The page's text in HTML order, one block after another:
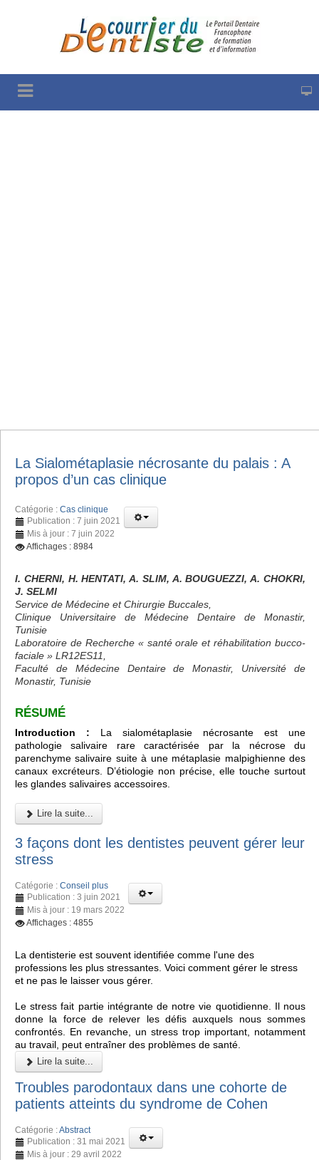
La Sialométaplasie nécrosante du palais : A
propos d’un cas clinique
Catégorie : Cas clinique
Publication : 7 juin 2021
Mis à jour : 7 juin 2022
Affichages : 8984
I. CHERNI, H. HENTATI, A. SLIM, A. BOUGUEZZI, A. CHOKRI,
J. SELMI
Service de Médecine et Chirurgie Buccales,
Clinique Universitaire de Médecine Dentaire de Monastir,
Tunisie
Laboratoire de Recherche « santé orale et réhabilitation bucco-
faciale » LR12ES11,
Faculté de Médecine Dentaire de Monastir, Université de
Monastir, Tunisie
RÉSUMÉ
Introduction : La sialométaplasie nécrosante est une
pathologie salivaire rare caractérisée par la nécrose du
parenchyme salivaire suite à une métaplasie malpighienne des
canaux excréteurs. D’étiologie non précise, elle touche surtout
les glandes salivaires accessoires.
Lire la suite...
3 façons dont les dentistes peuvent gérer leur
stress
Catégorie : Conseil plus
Publication : 3 juin 2021
Mis à jour : 19 mars 2022
Affichages : 4855
La dentisterie est souvent identifiée comme l'une des
professions les plus stressantes. Voici comment gérer le stress
et ne pas le laisser vous gérer.
Le stress fait partie intégrante de notre vie quotidienne. Il nous
donne la force de relever les défis auxquels nous sommes
confrontés. En revanche, un stress trop important, notamment
au travail, peut entraîner des problèmes de santé.
Lire la suite...
Troubles parodontaux dans une cohorte de
patients atteints du syndrome de Cohen
Catégorie :Abstract
Publication : 31 mai 2021
Mis à jour : 29 avril 2022